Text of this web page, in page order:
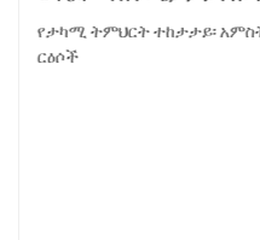
ንቅለ ተከላ እና የጉበት ካንሰር
የታካሚ ትምህርት ተከታታይ፡
ርዕሶች